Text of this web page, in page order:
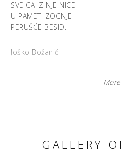
SVE CA IZ NJE NICE
U PAMETI ZOGNJE
PERUŠĆE BESID.
Joško Božanić
More
GALLERY